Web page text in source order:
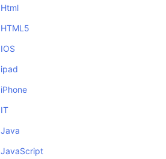
Html
HTML5
IOS
ipad
iPhone
IT
Java
JavaScript